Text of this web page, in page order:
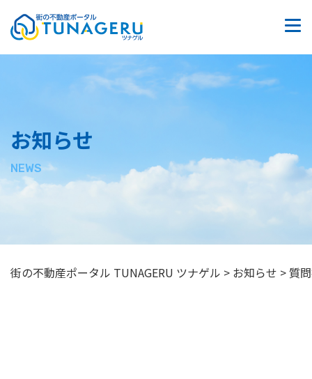
質問掲示板
お問い合わせ
プライバシーポリシー
お知らせ
NEWS
街の不動産ポータル TUNAGERU ツナゲル > お知らせ >質